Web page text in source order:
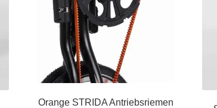
Orange STRIDA Antriebsriemen